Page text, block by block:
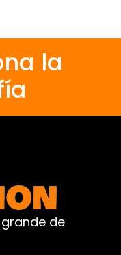
la
de